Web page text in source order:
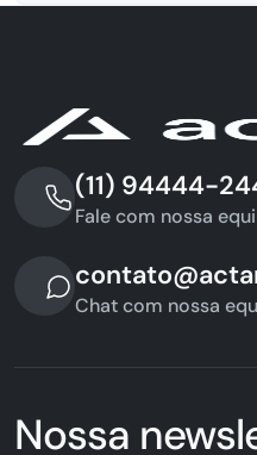
(11) 94444-
Fale com nossa
Chat com nossa
Nossa